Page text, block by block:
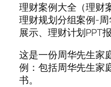
理财案例大全（理财
理财规划分组案例-
展示、理财计划PPT报
这是一份周华先生家
例：包括周华先生家
书。